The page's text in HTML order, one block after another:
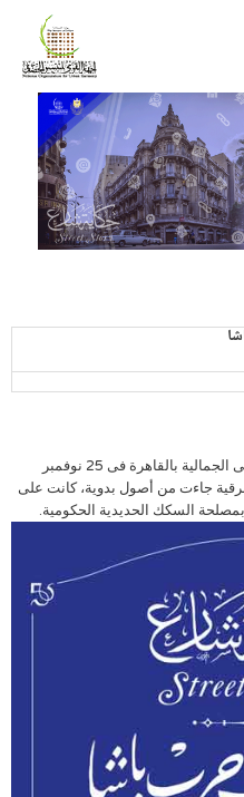
ولد محمد طلعت حرب فى قصر الشوق بحى الجمالية بالقاهرة فى 25 نوفمبر
جاءت من أصول بدوية، كانت على
السكك الحديدية الحكومية.